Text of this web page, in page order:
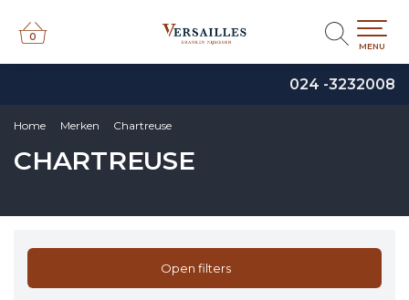
024 -3232008
0
0
MENU
Home Merken Chartreuse
CHARTREUSE
Open filters